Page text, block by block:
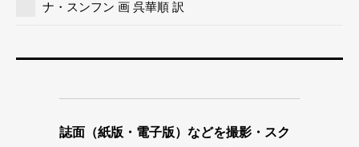
ナ・スンフン 画 呉華順 訳
誌面（紙版・電子版）などを撮影・スク